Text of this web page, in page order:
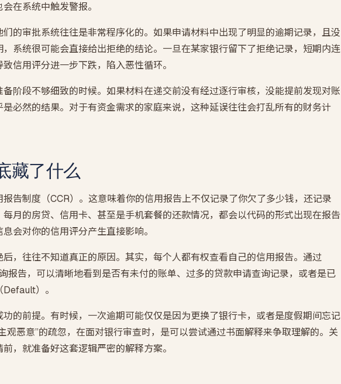
在系统中触发警报。
的审批系统往往是非常程序化的。如果申请材料中出现了明显的逾期记录，且没
系统很可能会直接给出拒绝的结论。一旦在某家银行留下了拒绝记录，短期内连
信用评分进一步下跌，陷入恶性循环。
阶段不够细致的时候。如果材料在递交前没有经过逐行审核，没能提前发现对账
必然的结果。对于有资金需求的家庭来说，这种延误往往会打乱所有的财务计
藏了什么
告制度（CCR）。这意味着你的信用报告上不仅记录了你欠了多少钱，还记录
月的房贷、信用卡、甚至是手机套餐的还款情况，都会以代码的形式出现在报告
会对你的信用评分产生直接影响。
，往往不知道真正的原因。其实，每个人都有权查看自己的信用报告。通过
报告，可以清晰地看到是否有未付的账单、过多的贷款申请查询记录，或者是已
）。
的前提。有时候，一次逾期可能仅仅是因为更换了银行卡，或者是度假期间忘记
观恶意”的疏忽，在面对银行审查时，是可以尝试通过书面解释来争取理解的。关
，就准备好这套逻辑严密的解释方案。